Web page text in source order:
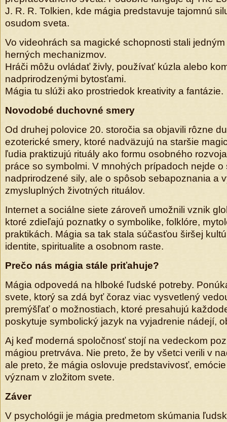
J. R. R. Tolkien, kde mágia predstavuje tajomnú
osudom sveta.
Vo videohrách sa magické schopnosti stali
herných mechanizmov.
Hráči môžu ovládať živly, používať kúzla alebo
nadprirodzenými bytosťami.
Mágia tu slúži ako prostriedok kreativity a fantázie.
Novodobé duchovné smery
Od druhej polovice 20. storočia sa objavili rôzne
ezoterické smery, ktoré nadväzujú na staršie
ľudia praktizujú rituály ako formu osobného
práce so symbolmi. V mnohých prípadoch nejde
nadprirodzené sily, ale o spôsob sebapoznania a
zmysluplných životných rituálov.
Internet a sociálne siete zároveň umožnili vznik
ktoré zdieľajú poznatky o symbolike, folklóre,
praktikách. Mágia sa tak stala súčasťou širšej
identite, spiritualite a osobnom raste.
Prečo nás mágia stále priťahuje?
Mágia odpovedá na hlboké ľudské potreby.
svete, ktorý sa zdá byť čoraz viac vysvetlený
premýšľať o možnostiach, ktoré presahujú
poskytuje symbolický jazyk na vyjadrenie nádejí,
Aj keď moderná spoločnosť stojí na vedeckom
mágiou pretrváva. Nie preto, že by všetci verili v
ale preto, že mágia oslovuje predstavivosť,
význam v zložitom svete.
Záver
V psychológii je mágia predmetom skúmania